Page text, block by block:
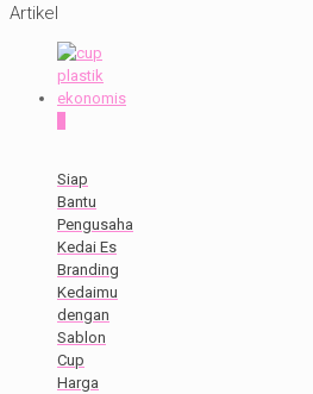
Artikel
Siap
Bantu
Pengusaha
Kedai Es
Branding
Kedaimu
dengan
Sablon
Cup
Harga